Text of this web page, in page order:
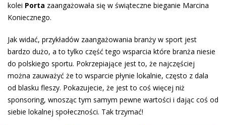
kolei Porta zaangażowała się w świąteczne bieganie Marcina
Koniecznego.
Jak widać, przykładów zaangażowania branży w sport jest
bardzo dużo, a to tylko część tego wsparcia które branża niesie
do polskiego sportu. Pokrzepiające jest to, że najczęściej
można zauważyć że to wsparcie płynie lokalnie, często z dala
od blasku fleszy. Pokazujecie, że jest to coś więcej niż
sponsoring, wnosząc tym samym pewne wartości i dając coś od
siebie lokalnej społeczności. Tak trzymać!